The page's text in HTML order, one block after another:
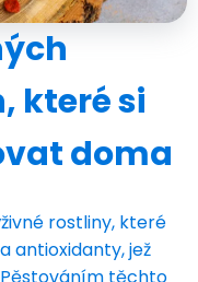
které si
doma
rostliny, které
antioxidanty, jež
těchto